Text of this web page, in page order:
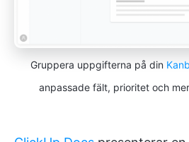
Gruppera uppgifterna på din
anpassade fält, prioritet och